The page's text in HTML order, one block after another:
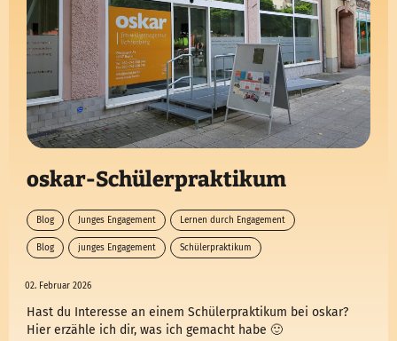
oskar-Schülerpraktikum
Blog Junges Engagement Lernen durch Engagement
Blog junges Engagement Schülerpraktikum
02. Februar 2026
Hast du Interesse an einem Schülerpraktikum bei oskar?
Hier erzähle ich dir, was ich gemacht habe 🙂